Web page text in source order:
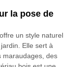
la pose de
un style naturel
Elle sert à
maraudages, des